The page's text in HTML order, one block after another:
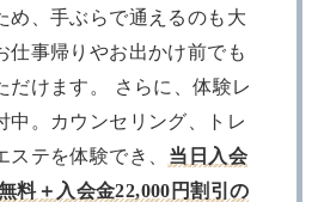
め、手ぶらで通えるのも大
仕事帰りやお出かけ前でも
だけます。 さらに、体験レ
中。カウンセリング、トレ
テを体験でき、 当日入会
料＋入会金22,000円割引の